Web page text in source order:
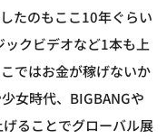
たのもここ10年ぐらい
クビデオなど1本も上
ではお金が稼げないか
女時代、BIGBANGや
ることでグローバル展